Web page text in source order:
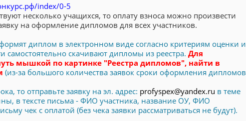
index/0-5
несколько учащихся, то оплату взноса можно произвести
на оформление дипломов для всех участников.
диплом в электронном виде согласно критериям оценки и
самостоятельно скачивают дипломы из реестра. Для
мышкой по картинке "Реестра дипломов", найти в
(из-за большого количества заявок сроки оформления дипломов
то отправьте заявку на эл. адрес: profyspex@yandex.ru в теме
в тексте письма - ФИО участника, название ОУ, ФИО
чек с оплатой (без чека заявки рассматриваться не будут).